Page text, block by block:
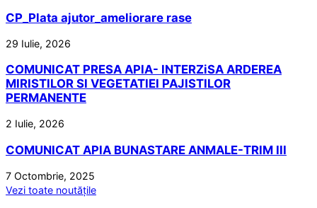
CP_Plata ajutor_ameliorare rase
29 Iulie, 2026
COMUNICAT PRESA APIA- INTERZiSA ARDEREA
MIRISTILOR SI VEGETATIEI PAJISTILOR
PERMANENTE
2 Iulie, 2026
COMUNICAT APIA BUNASTARE ANMALE-TRIM III
7 Octombrie, 2025
Vezi toate noutățile